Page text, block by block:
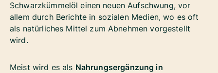
Schwarzkümmelöl einen neuen Aufschwung, vor
allem durch Berichte in sozialen Medien, wo es oft
als natürliches Mittel zum Abnehmen vorgestellt
wird.
Meist wird es als Nahrungsergänzung in